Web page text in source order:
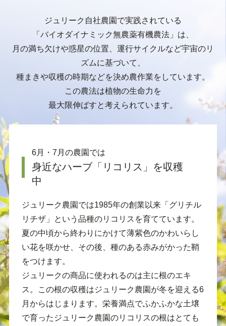
ジュリーク自社農園で実践されている
「バイオダイナミック無農薬有機農法」は、
月の満ち欠けや惑星の位置、運行サイクルなど宇宙のリ
ズムに基づいて、
種まきや収穫の時期などを決め農作業をしています。
この農法は植物の生命力を
最大限伸ばすと考えられています。
6月・7月の農園では
身近なハーブ「リコリス」を収穫
中
ジュリーク農園では1985年の創業以来「グリチル
リチザ」という品種のリコリスを育てています。
夏の中頃から終わりにかけて薄紫色のかわいらし
い花を咲かせ、その後、種のある赤みがかった鞘
をつけます。
ジュリークの商品に使われるのは主に根のエキ
ス。この根の収穫はジュリーク農園が冬を迎える6
月からはじまります。栄養満点でふかふかな土壌
で育ったジュリーク農園のリコリスの根はとても